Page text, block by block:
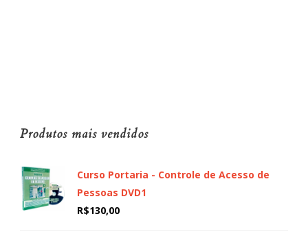
Produtos mais vendidos
Curso Portaria - Controle de Acesso de
Pessoas DVD1
R$130,00